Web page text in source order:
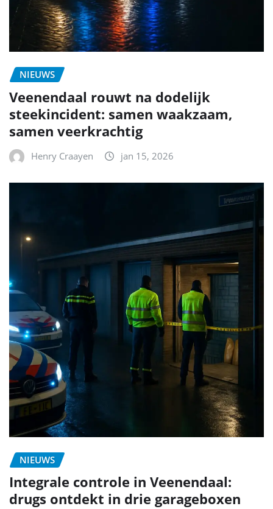
NIEUWS
Veenendaal rouwt na dodelijk
steekincident: samen waakzaam,
samen veerkrachtig
Henry Craayen jan 15, 2026
NIEUWS
Integrale controle in Veenendaal:
drugs ontdekt in drie garageboxen